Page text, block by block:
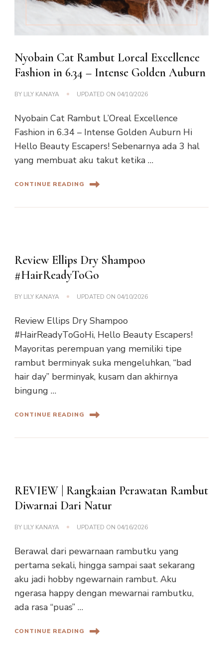
Nyobain Cat Rambut Loreal Excellence
Fashion in 6.34 – Intense Golden Auburn
BY LILY KANAYA UPDATED ON 04/10/2026
Nyobain Cat Rambut L’Oreal Excellence
Fashion in 6.34 – Intense Golden Auburn Hi
Hello Beauty Escapers! Sebenarnya ada 3 hal
yang membuat aku takut ketika …
CONTINUE READING
Review Ellips Dry Shampoo
#HairReadyToGo
BY LILY KANAYA UPDATED ON 04/10/2026
Review Ellips Dry Shampoo
#HairReadyToGoHi, Hello Beauty Escapers!
Mayoritas perempuan yang memiliki tipe
rambut berminyak suka mengeluhkan, “bad
hair day” berminyak, kusam dan akhirnya
bingung …
CONTINUE READING
REVIEW | Rangkaian Perawatan Rambut
Diwarnai Dari Natur
BY LILY KANAYA UPDATED ON 04/16/2026
Berawal dari pewarnaan rambutku yang
pertama sekali, hingga sampai saat sekarang
aku jadi hobby ngewarnain rambut. Aku
ngerasa happy dengan mewarnai rambutku,
ada rasa “puas” …
CONTINUE READING